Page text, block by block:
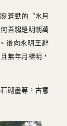
刻蒼勁的“水月
吾騶是明朝萬
後向永明王辭
無年月標明，
砌畫等，古意